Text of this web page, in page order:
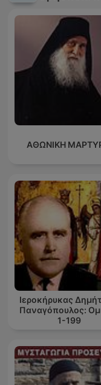
ΑΘΩΝΙΚΗ
Ιεροκήρυκας
Παναγόπουλος:
1-199